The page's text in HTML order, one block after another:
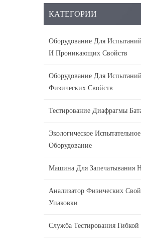
КАТЕГОРИИ
Оборудование Для
И Проникающих Свойств
Оборудование Для Испытаний
Физических Свойств
Тестирование Диафрагмы
Экологическое Испытательное
Оборудование
Машина Для Запечатывания
Анализатор Физических
Упаковки
Служба Тестирования